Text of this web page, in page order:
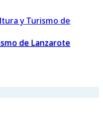
de Lanzarote